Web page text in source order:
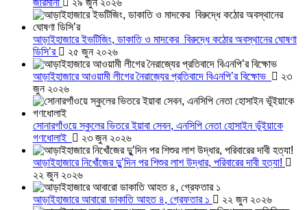
জরিমানা
২৯ জুন ২০২৬
আড়াইহাজারে ইভটিজিং, ডাকাতি ও মাদকের বিরুদ্ধে কঠোর অবস্থানের ঘোষণা
ডিসি’র
২৫ জুন ২০২৬
আড়াইহাজারে আওয়ামী লীগের নৈরাজ্যের প্রতিবাদে বিএনপি’র বিক্ষোভ
২৩
জুন ২০২৬
সোনারগাঁওয়ে স্কুলের ভিতরে ইয়াবা সেবন, এনসিপি নেতা হোসাইন ভূঁইয়াকে
গণধোলাই
২৩ জুন ২০২৬
আড়াইহাজারে নিখোঁজের দুু’দিন পর শিশুর লাশ উদ্ধার, পরিবারের দাবী হত্যা!
২২ জুন ২০২৬
আড়াইহাজারে আবারো ডাকাতি আহত ৪, গ্রেফতার ১ ২২ জুন ২০২৬